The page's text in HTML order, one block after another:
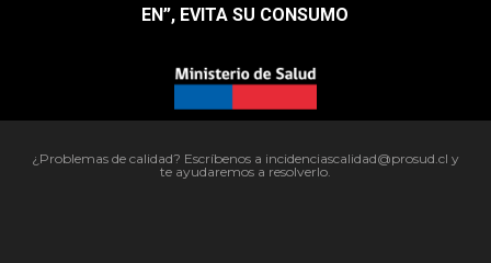
EN”, EVITA SU CONSUMO​
¿Problemas de calidad? Escríbenos a incidenciascalidad@prosud.cl y
te ayudaremos a resolverlo.